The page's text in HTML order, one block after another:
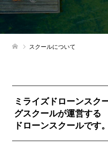
スクールについて
ミライズドローンスク
グスクールが運営する
ドローンスクールです。